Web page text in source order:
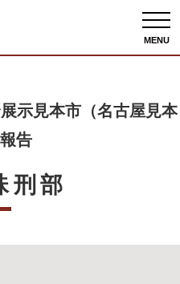
MENU
壇仏具総合展示見本市（名古屋見本市）
示見本市（名古屋見本
告
刑部